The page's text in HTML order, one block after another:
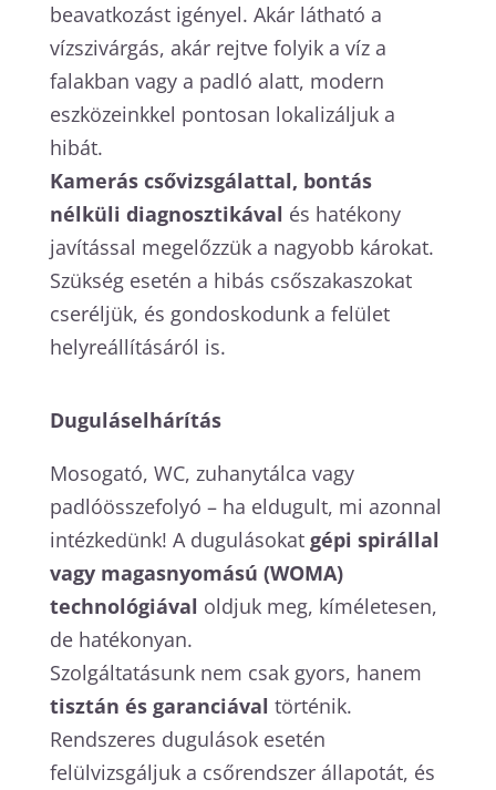
beavatkozást igényel. Akár látható a
vízszivárgás, akár rejtve folyik a víz a
falakban vagy a padló alatt, modern
eszközeinkkel pontosan lokalizáljuk a
hibát.
Kamerás csővizsgálattal, bontás
nélküli diagnosztikával és hatékony
javítással megelőzzük a nagyobb károkat.
Szükség esetén a hibás csőszakaszokat
cseréljük, és gondoskodunk a felület
helyreállításáról is.
Duguláselhárítás
Mosogató, WC, zuhanytálca vagy
padlóösszefolyó – ha eldugult, mi azonnal
intézkedünk! A dugulásokat gépi spirállal
vagy magasnyomású (WOMA)
technológiával oldjuk meg, kíméletesen,
de hatékonyan.
Szolgáltatásunk nem csak gyors, hanem
tisztán és garanciával történik.
Rendszeres dugulások esetén
felülvizsgáljuk a csőrendszer állapotát, és